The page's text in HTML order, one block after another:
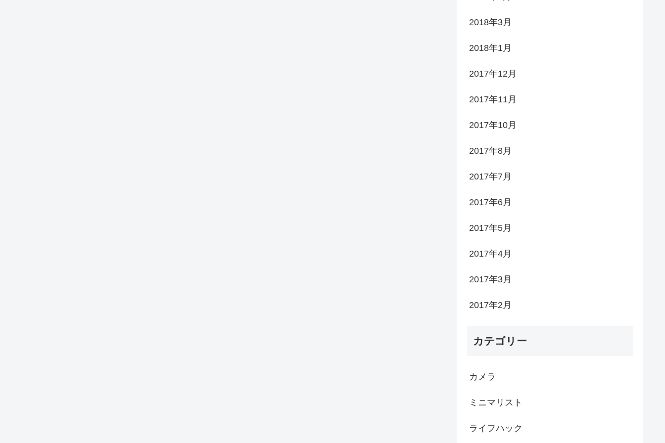
2018年3月
2018年1月
2017年12月
2017年11月
2017年10月
2017年8月
2017年7月
2017年6月
2017年5月
2017年4月
2017年3月
2017年2月
カテゴリー
カメラ
ミニマリスト
ライフハック